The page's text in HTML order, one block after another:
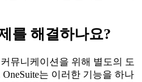
를 해결하나요?
뮤니케이션을 위해 별도의 도
는 이러한 기능을 하나